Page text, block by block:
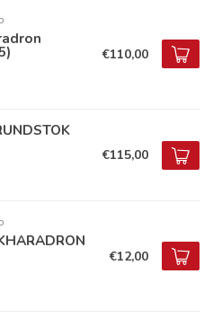
€110,00
€115,00
€12,00